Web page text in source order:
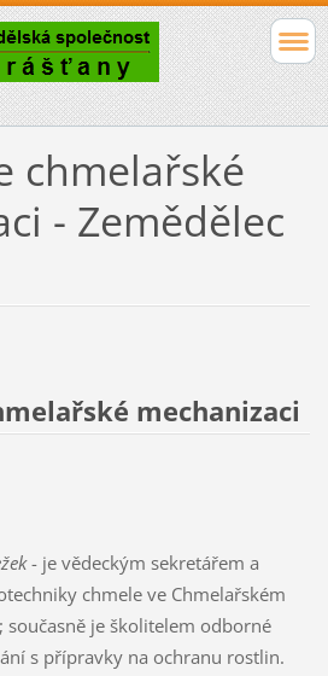
chmelařské
- Zemědělec
mechanizaci
- je vědeckým sekretářem a
chmele ve Chmelařském
současně je školitelem odborné
s přípravky na ochranu rostlin.